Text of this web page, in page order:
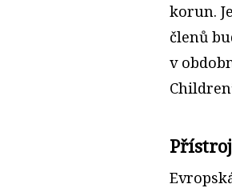
korun.
členů
v